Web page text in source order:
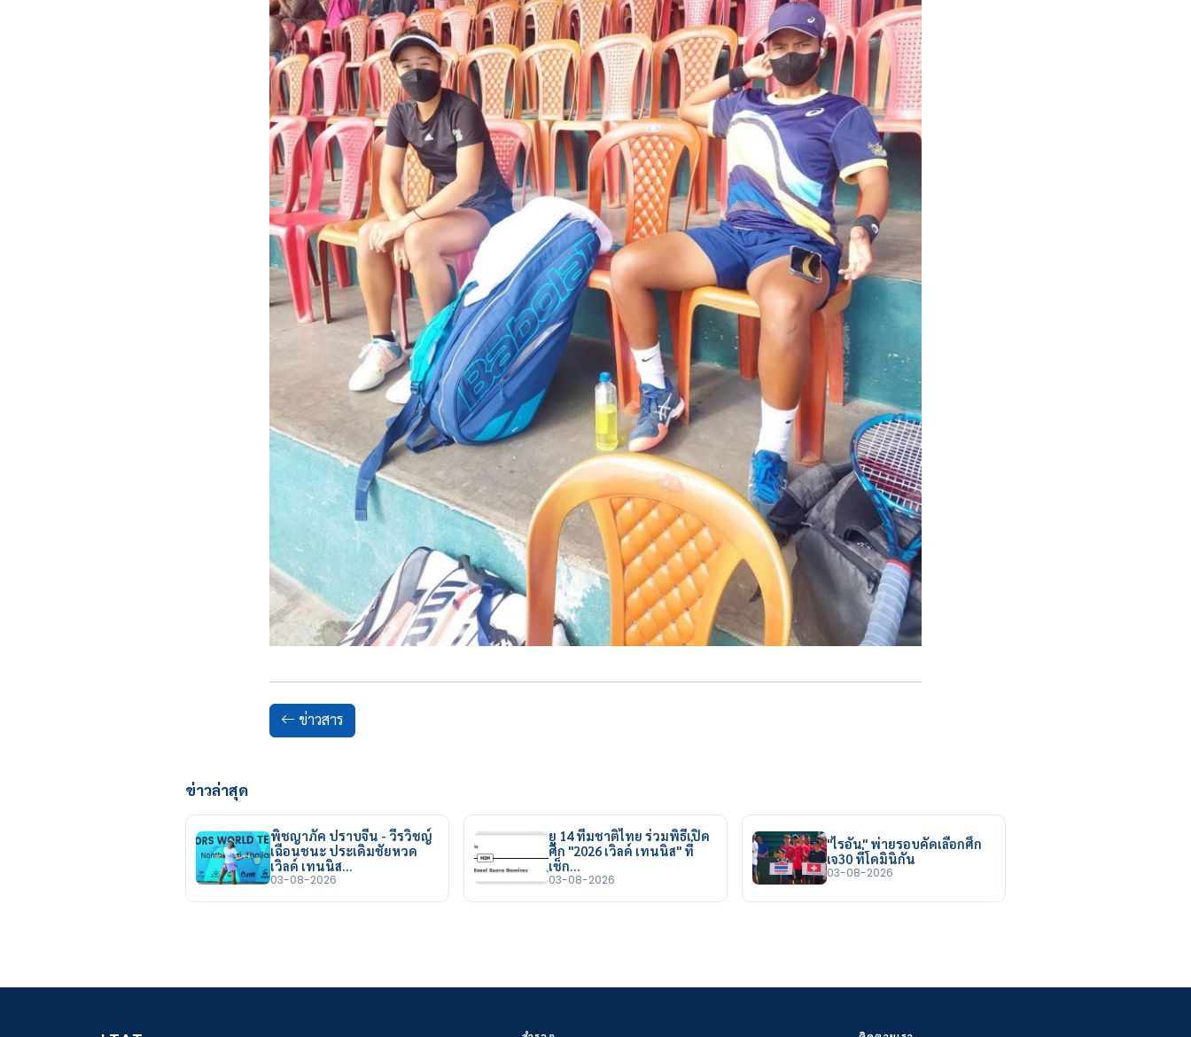
ข่าวสาร
ข่าวล่าสุด
พิชญาภัค ปราบจีน - วีรวิชญ์
เฉือนชนะ ประเดิมชัยหวด
เวิลด์ เทนนิส…
03-08-2026
ยู 14 ทีมชาติไทย ร่วมพิธีเปิด
ศึก "2026 เวิลด์ เทนนิส" ที่
เช็ก…
03-08-2026
"ไรอัน" พ่ายรอบคัดเลือกศึก
เจ30 ที่โดมินิกัน
03-08-2026